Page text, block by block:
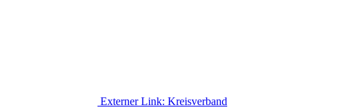
Externer Link: Kreisverband